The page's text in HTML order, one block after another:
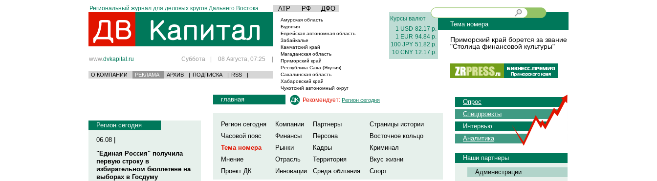
Региональный журнал для деловых кругов Дальнего Востока АТР РФ ДФО
www.dvkapital.ru Суббота | 08 Августа, 07:25 |
О КОМПАНИИ РЕКЛАМА АРХИВ | ПОДПИСКА | RSS |
Амурская область
Бурятия
Еврейская автономная область
Забайкалье
Камчатский край
Магаданская область
Приморский край
Республика Саха (Якутия)
Сахалинская область
Хабаровский край
Чукотский автономный округ
Курсы валют
1 USD 82.17 р.
1 EUR 94.84 р.
100 JPY 51.82 р.
10 CNY 12.17 р.
Тема номера
Приморский край борется за звание
"Столица финансовой культуры"
Регион сегодня
06.08 |
"Единая Россия" получила
первую строку в
избирательном бюллетене на
выборах в Госдуму
главная Рекомендует: Регион сегодня
Регион сегодня Компании Партнеры
Страницы истории
Часовой пояс
Финансы Персона
Восточное кольцо
Тема номера
Рынки Кадры
Криминал
Мнение
Отрасль Территория
Вкус жизни
Проект ДК
Инновации Среда обитания Спорт
Опрос
Спецпроекты
Интервью
Аналитика
Наши партнеры
Администрации